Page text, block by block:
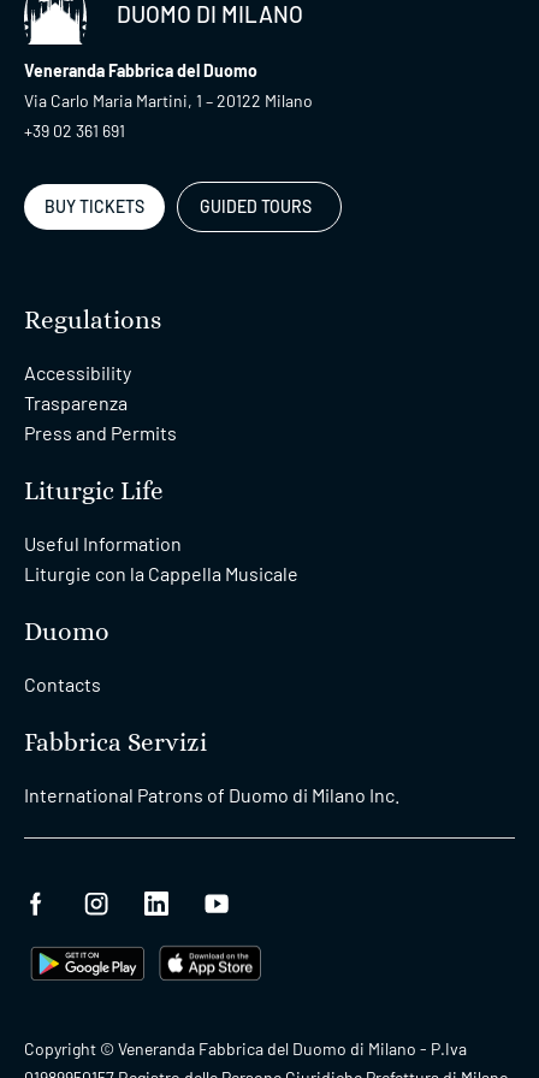
DUOMO DI MILANO
Veneranda Fabbrica del Duomo
Via Carlo Maria Martini, 1 – 20122 Milano
+39 02 361 691
BUY TICKETS GUIDED TOURS
Regulations
Accessibility
Trasparenza
Press and Permits
Liturgic Life
Useful Information
Liturgie con la Cappella Musicale
Duomo
Contacts
Fabbrica Servizi
International Patrons of Duomo di Milano Inc.
Copyright © Veneranda Fabbrica del Duomo di Milano - P.Iva